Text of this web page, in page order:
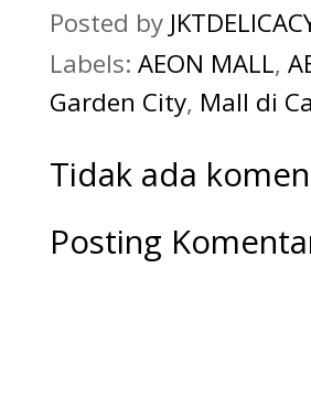
Posted by
Labels: AEON MALL,
Garden City, Mall di
Tidak ada
Posting